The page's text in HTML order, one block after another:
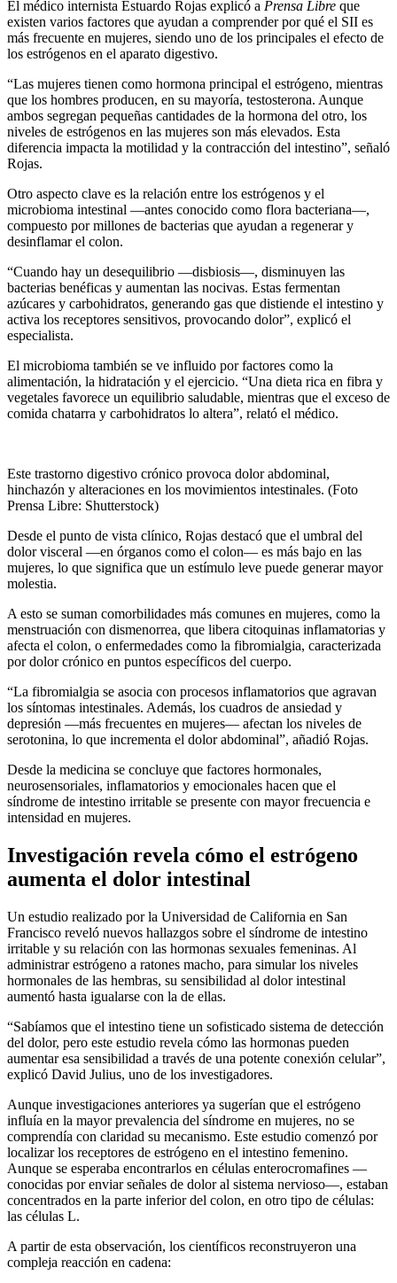
El médico internista Estuardo Rojas explicó a Prensa Libre que
existen varios factores que ayudan a comprender por qué el SII es
más frecuente en mujeres, siendo uno de los principales el efecto de
los estrógenos en el aparato digestivo.
“Las mujeres tienen como hormona principal el estrógeno, mientras
que los hombres producen, en su mayoría, testosterona. Aunque
ambos segregan pequeñas cantidades de la hormona del otro, los
niveles de estrógenos en las mujeres son más elevados. Esta
diferencia impacta la motilidad y la contracción del intestino”, señaló
Rojas.
Otro aspecto clave es la relación entre los estrógenos y el
microbioma intestinal —antes conocido como flora bacteriana—,
compuesto por millones de bacterias que ayudan a regenerar y
desinflamar el colon.
“Cuando hay un desequilibrio —disbiosis—, disminuyen las
bacterias benéficas y aumentan las nocivas. Estas fermentan
azúcares y carbohidratos, generando gas que distiende el intestino y
activa los receptores sensitivos, provocando dolor”, explicó el
especialista.
El microbioma también se ve influido por factores como la
alimentación, la hidratación y el ejercicio. “Una dieta rica en fibra y
vegetales favorece un equilibrio saludable, mientras que el exceso de
comida chatarra y carbohidratos lo altera”, relató el médico.
Este trastorno digestivo crónico provoca dolor abdominal,
hinchazón y alteraciones en los movimientos intestinales. (Foto
Prensa Libre: Shutterstock)
Desde el punto de vista clínico, Rojas destacó que el umbral del
dolor visceral —en órganos como el colon— es más bajo en las
mujeres, lo que significa que un estímulo leve puede generar mayor
molestia.
A esto se suman comorbilidades más comunes en mujeres, como la
menstruación con dismenorrea, que libera citoquinas inflamatorias y
afecta el colon, o enfermedades como la fibromialgia, caracterizada
por dolor crónico en puntos específicos del cuerpo.
“La fibromialgia se asocia con procesos inflamatorios que agravan
los síntomas intestinales. Además, los cuadros de ansiedad y
depresión —más frecuentes en mujeres— afectan los niveles de
serotonina, lo que incrementa el dolor abdominal”, añadió Rojas.
Desde la medicina se concluye que factores hormonales,
neurosensoriales, inflamatorios y emocionales hacen que el
síndrome de intestino irritable se presente con mayor frecuencia e
intensidad en mujeres.
Investigación revela cómo el estrógeno
aumenta el dolor intestinal
Un estudio realizado por la Universidad de California en San
Francisco reveló nuevos hallazgos sobre el síndrome de intestino
irritable y su relación con las hormonas sexuales femeninas. Al
administrar estrógeno a ratones macho, para simular los niveles
hormonales de las hembras, su sensibilidad al dolor intestinal
aumentó hasta igualarse con la de ellas.
“Sabíamos que el intestino tiene un sofisticado sistema de detección
del dolor, pero este estudio revela cómo las hormonas pueden
aumentar esa sensibilidad a través de una potente conexión celular”,
explicó David Julius, uno de los investigadores.
Aunque investigaciones anteriores ya sugerían que el estrógeno
influía en la mayor prevalencia del síndrome en mujeres, no se
comprendía con claridad su mecanismo. Este estudio comenzó por
localizar los receptores de estrógeno en el intestino femenino.
Aunque se esperaba encontrarlos en células enterocromafines —
conocidas por enviar señales de dolor al sistema nervioso—, estaban
concentrados en la parte inferior del colon, en otro tipo de células:
las células L.
A partir de esta observación, los científicos reconstruyeron una
compleja reacción en cadena: